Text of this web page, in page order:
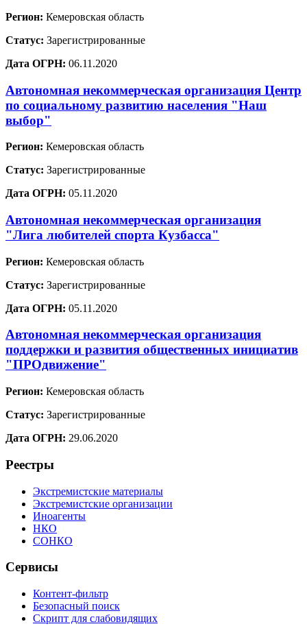
Регион: Кемеровская область
Статус: Зарегистрированные
Дата ОГРН: 06.11.2020
Автономная некоммерческая организация Центр
по социальному развитию населения "Наш
выбор"
Регион: Кемеровская область
Статус: Зарегистрированные
Дата ОГРН: 05.11.2020
Автономная некоммерческая организация
"Лига любителей спорта Кузбасса"
Регион: Кемеровская область
Статус: Зарегистрированные
Дата ОГРН: 05.11.2020
Автономная некоммерческая организация
поддержки и развития общественных инициатив
"ПРОдвижение"
Регион: Кемеровская область
Статус: Зарегистрированные
Дата ОГРН: 29.06.2020
Реестры
Экстремистские материалы
Экстремистские организации
Иноагенты
НКО
СОНКО
Сервисы
Контент-фильтр
Безопасный поиск
Скрипт для слабовидящих